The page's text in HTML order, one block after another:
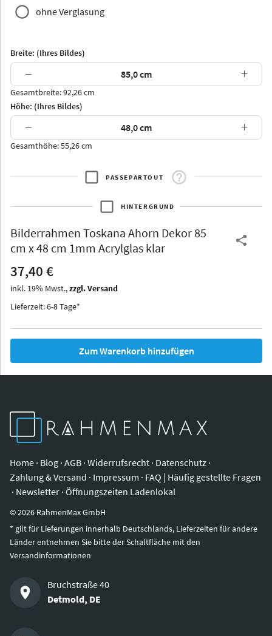
Jersey Dauphine
Arran Luzern
Thurgau
Iowa
ohne Verglasung
Breite: (Ihres Bildes)
− +
Gesamtbreite: 92,26 cm
Höhe: (Ihres Bildes)
− +
Gesamthöhe: 55,26 cm
PASSEPARTOUT
HINTERGRUND
Bilderrahmen Toskana Ahorn Dekor 85
cm x 48 cm 1mm Acrylglas klar
37,40 €
inkl. 19% Mwst.,zzgl. Versand
Lieferzeit: 6-8 Tage*
Zum Warenkorb hinzufügen
Home · Blog · AGB · Widerrufsrecht · Datenschutz ·
Zahlung & Versand · Impressum · FAQ | Häufig gestellte Fragen
· Newsletter · Öffnungszeiten Ladenlokal
©2026 RahmenMax GmbH
* gilt für Lieferungen innerhalb Deutschlands, Lieferzeiten für andere
Länder entnehmen Sie bitte der Schaltfläche mit den
Versandinformationen
Bruchstraße 40
Detmold, DE